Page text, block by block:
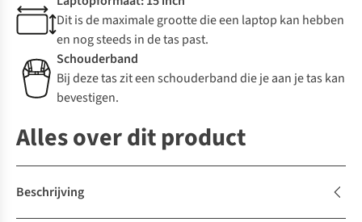
Dit is de maximale grootte die een laptop kan hebben
en nog steeds in de tas past.
Schouderband
Bij deze tas zit een schouderband die je aan je tas kan
bevestigen.
Alles over dit product
Beschrijving